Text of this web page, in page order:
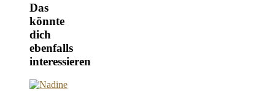
Das
könnte
dich
ebenfalls
interessieren